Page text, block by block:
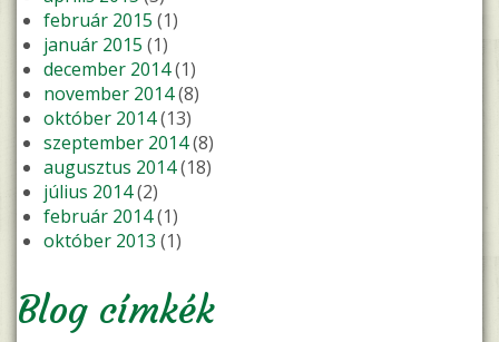
február 2015 (1)
január 2015 (1)
december 2014(1)
november 2014(8)
október 2014(13)
szeptember 2014(8)
augusztus 2014(18)
július 2014(2)
február 2014(1)
október 2013 (1)
Blog címkék